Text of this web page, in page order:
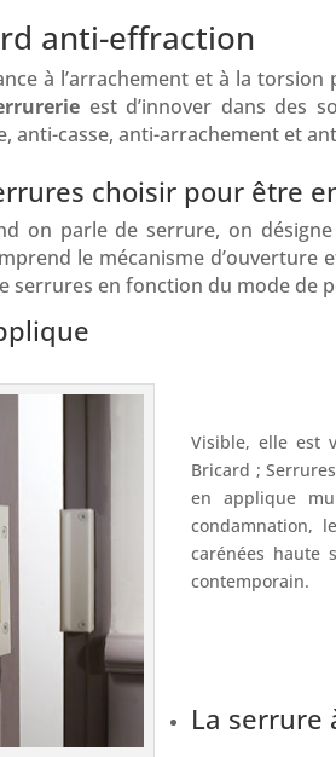
anti-effraction
à l’arrachement et à la
est d’innover dans des
anti-casse, anti-arrachement et
choisir pour être
on parle de serrure, on
le mécanisme
serrures en fonction du mode de
Visible, elle est
Bricard ;
en applique
condamnation,
carénées haute
contemporain.
La serrure